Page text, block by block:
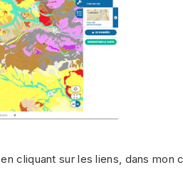
cliquant sur les liens, dans mon